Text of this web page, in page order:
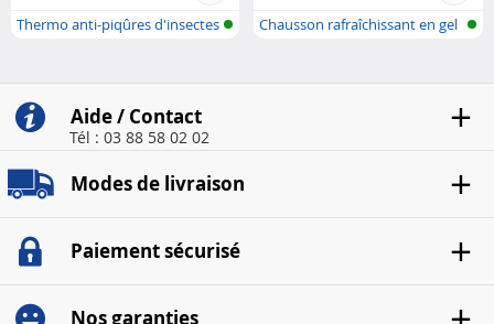
Thermo anti-piqûres d'insectes
Chausson rafraîchissant en gel
Aide / Contact
Tél : 03 88 58 02 02
Modes de livraison
Paiement sécurisé
Nos garanties